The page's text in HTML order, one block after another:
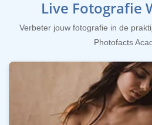
Live Fotografie
Verbeter jouw fotografie in de
Photofacts